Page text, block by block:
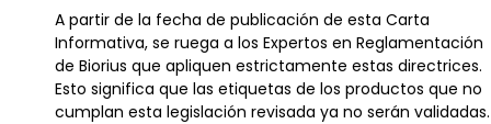
A partir de la fecha de publicación de esta Carta
Informativa, se ruega a los Expertos en Reglamentación
de Biorius que apliquen estrictamente estas directrices.
Esto significa que las etiquetas de los productos que no
cumplan esta legislación revisada ya no serán validadas.